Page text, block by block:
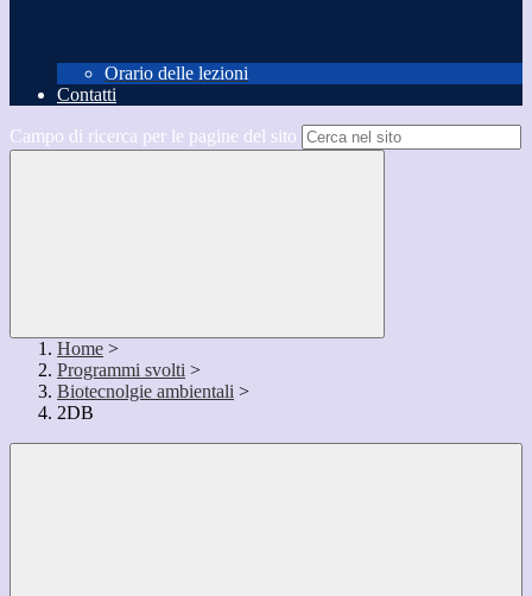
Orario delle lezioni
Contatti
Campo di ricerca per le pagine del sito
Home >
Programmi svolti >
Biotecnolgie ambientali >
2DB